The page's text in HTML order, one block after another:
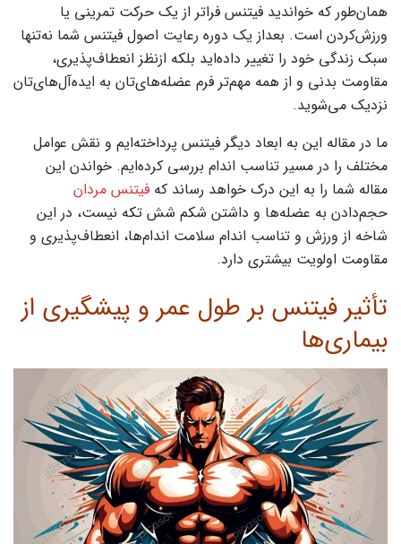
همان‌طور که خواندید فیتنس فراتر از یک حرکت تمرینی یا
ورزش‌کردن است. بعداز یک دوره رعایت اصول فیتنس شما نه‌تنها
سبک زندگی خود را تغییر داده‌اید بلکه ازنظز انعطاف‌پذیری،
مقاومت بدنی و از همه مهم‌تر فرم عضله‌های‌تان به ایده‌آل‌های‌تان
نزدیک می‌شوید.
ما در مقاله این به ابعاد دیگر فیتنس پرداخته‌ایم و نقش عوامل
مختلف را در مسیر تناسب اندام بررسی کرده‌ایم. خواندن این
مقاله شما را به این درک خواهد رساند که فیتنس مردان
حجم‌دادن به عضله‌ها و داشتن شکم شش تکه نیست، در این
شاخه از ورزش و تناسب اندام سلامت اندام‌ها، انعطاف‌پذیری و
مقاومت اولویت بیشتری دارد.
تأثیر فیتنس بر طول عمر و پیشگیری از
بیماری‌ها